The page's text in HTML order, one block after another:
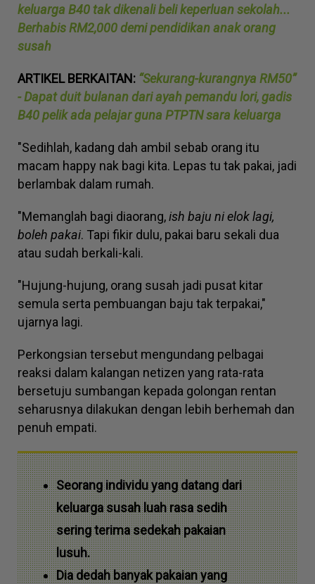
keluarga B40 tak dikenali beli keperluan sekolah...
Berhabis RM2,000 demi pendidikan anak orang
susah
ARTIKEL BERKAITAN: “Sekurang-kurangnya RM50”
- Dapat duit bulanan dari ayah pemandu lori, gadis
B40 pelik ada pelajar guna PTPTN sara keluarga
"Sedihlah, kadang dah ambil sebab orang itu
macam happy nak bagi kita. Lepas tu tak pakai, jadi
berlambak dalam rumah.
"Memanglah bagi diaorang,ish baju ni elok lagi,
boleh pakai. Tapi fikir dulu, pakai baru sekali dua
atau sudah berkali-kali.
"Hujung-hujung, orang susah jadi pusat kitar
semula serta pembuangan baju tak terpakai,"
ujarnya lagi.
Perkongsian tersebut mengundang pelbagai
reaksi dalam kalangan netizen yang rata-rata
bersetuju sumbangan kepada golongan rentan
seharusnya dilakukan dengan lebih berhemah dan
penuh empati.
Seorang individu yang datang dari
keluarga susah luah rasa sedih
sering terima sedekah pakaian
lusuh.
Dia dedah banyak pakaian yang